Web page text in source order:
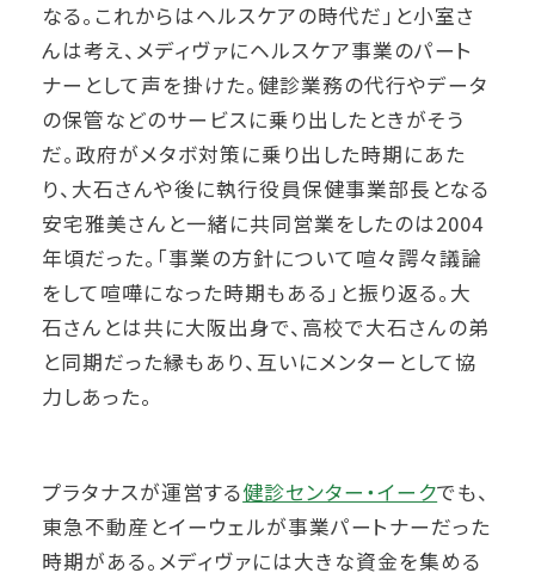
なる。これからはヘルスケアの時代だ」と小室さ
んは考え、メディヴァにヘルスケア事業のパート
ナーとして声を掛けた。健診業務の代行やデータ
の保管などのサービスに乗り出したときがそう
だ。政府がメタボ対策に乗り出した時期にあた
り、大石さんや後に執行役員保健事業部長となる
安宅雅美さんと一緒に共同営業をしたのは2004
年頃だった。「事業の方針について喧々諤々議論
をして喧嘩になった時期もある」と振り返る。大
石さんとは共に大阪出身で、高校で大石さんの弟
と同期だった縁もあり、互いにメンターとして協
力しあった。
プラタナスが運営する健診センター・イークでも、
東急不動産とイーウェルが事業パートナーだった
時期がある。メディヴァには大きな資金を集める